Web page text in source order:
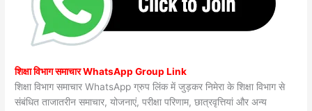
शिक्षा विभाग समाचार WhatsApp Group Link
शिक्षा विभाग समाचार WhatsApp ग्रुप लिंक में जुड़कर निमेरा के शिक्षा विभाग से
संबंधित ताजातरीन समाचार, योजनाएं, परीक्षा परिणाम, छात्रवृत्तियां और अन्य